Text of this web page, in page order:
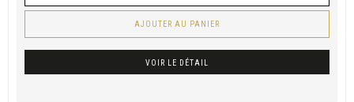
AJOUTER AU PANIER
VOIR LE DÉTAIL